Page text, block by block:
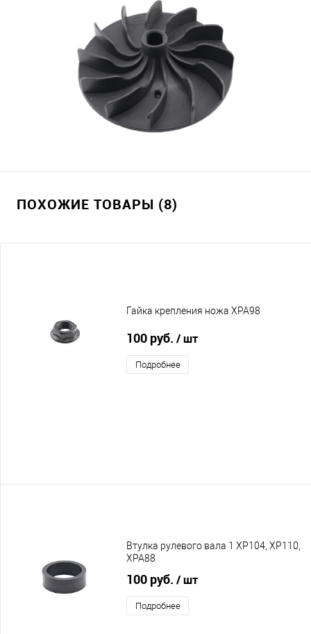
ПОХОЖИЕ ТОВАРЫ (8)
Гайка крепления ножа XPA98
100 руб. / шт
Подробнее
Втулка рулевого вала 1 XP104, XP110,
XPA88
100 руб. / шт
Подробнее